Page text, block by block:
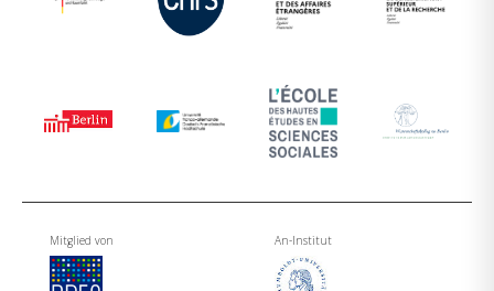
Mitglied von An-Institut